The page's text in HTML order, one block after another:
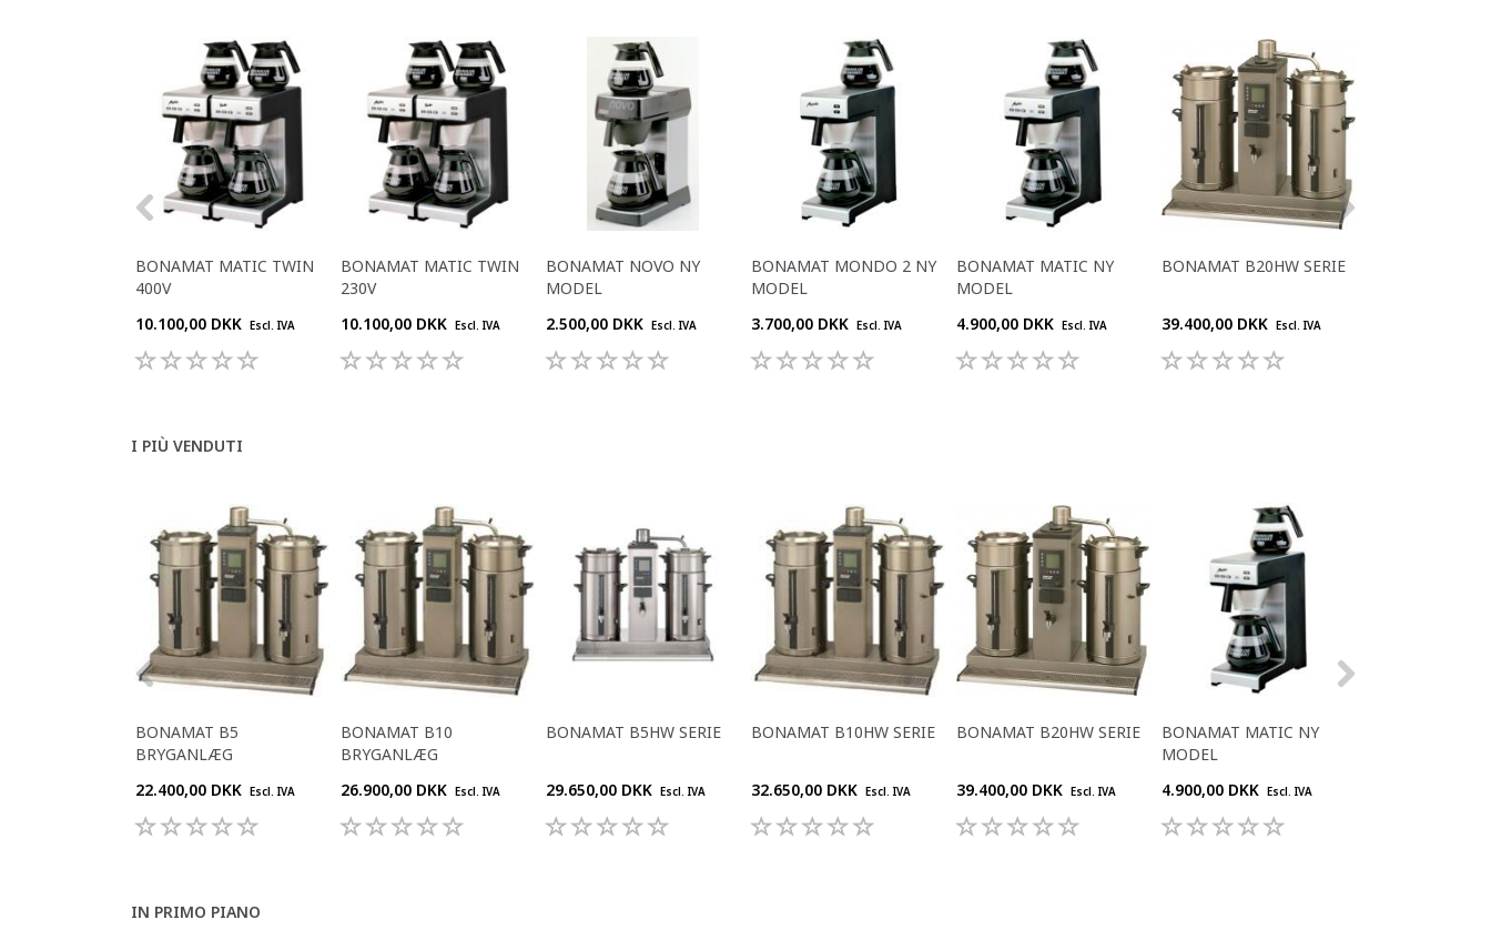
BONAMAT MATIC TWIN
400V
10.100,00 DKK
Escl. IVA
BONAMAT MATIC TWIN
230V
10.100,00 DKK
Escl. IVA
BONAMAT NOVO NY
MODEL
2.500,00 DKK
Escl. IVA
BONAMAT MONDO 2 NY
MODEL
3.700,00 DKK
Escl. IVA
BONAMAT MATIC NY
MODEL
4.900,00 DKK
Escl. IVA
BONAMAT B20HW SERIE
39.400,00 DKK Escl. IVA
I PIÙ VENDUTI
BONAMAT B5
BRYGANLÆG
22.400,00 DKK
Escl. IVA
BONAMAT B10
BRYGANLÆG
26.900,00 DKK
Escl. IVA
BONAMAT B5HW SERIE
29.650,00 DKK Escl. IVA
BONAMAT B10HW SERIE
32.650,00 DKK Escl. IVA
BONAMAT B20HW SERIE
39.400,00 DKK Escl. IVA
BONAMAT MATIC NY
MODEL
4.900,00 DKK
Escl. IVA
IN PRIMO PIANO